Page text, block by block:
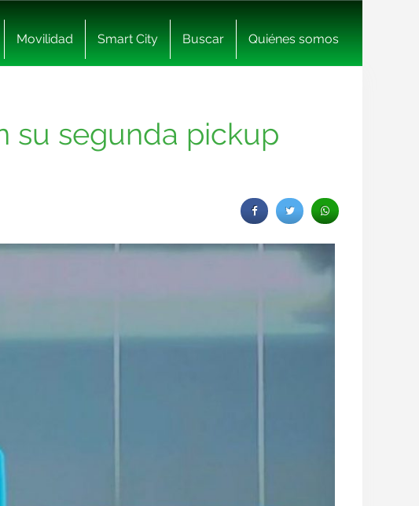
Movilidad Smart City Buscar Quiénes somos
su segunda pickup